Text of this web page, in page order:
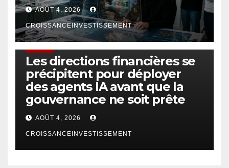
AOÛT 4, 2026
CROISSANCEINVESTISSEMENT
Les directions financières se
précipitent pour déployer
des agents IA avant que la
gouvernance ne soit prête
AOÛT 4, 2026
CROISSANCEINVESTISSEMENT